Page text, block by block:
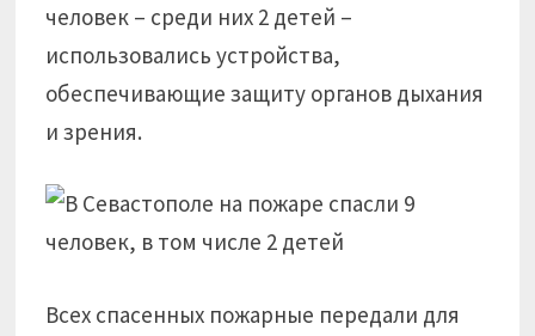
человек – среди них 2 детей –
использовались устройства,
обеспечивающие защиту органов дыхания
и зрения.
Всех спасенных пожарные передали для